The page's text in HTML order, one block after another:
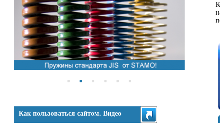
Как пользоваться сайтом. Видео